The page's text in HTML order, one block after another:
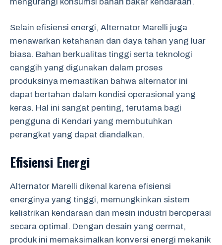
Selain efisiensi energi, Alternator Marelli juga
menawarkan ketahanan dan daya tahan yang luar
biasa. Bahan berkualitas tinggi serta teknologi
canggih yang digunakan dalam proses
produksinya memastikan bahwa alternator ini
dapat bertahan dalam kondisi operasional yang
keras. Hal ini sangat penting, terutama bagi
pengguna di Kendari yang membutuhkan
perangkat yang dapat diandalkan.
Efisiensi Energi
Alternator Marelli dikenal karena efisiensi
energinya yang tinggi, memungkinkan sistem
kelistrikan kendaraan dan mesin industri beroperasi
secara optimal. Dengan desain yang cermat,
produk ini memaksimalkan konversi energi mekanik